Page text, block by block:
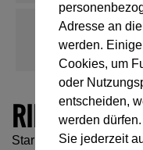
RING2RING
Starre Doppelöse für
Adresse an
werden.
Cookies, um
oder
entscheiden,
werden
Sie jederzeit